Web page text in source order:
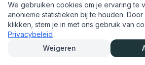
We gebruiken cookies om je ervaring te
anonieme statistieken bij te houden.
klikken, stem je in met ons gebruik van
Privacybeleid
Weigeren